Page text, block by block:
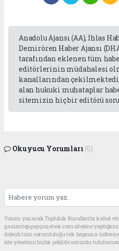
Anadolu Ajansı (AA), İhlas
Demirören Haber Ajansı
tarafından eklenen tüm
editörlerinin müdahalesi
kanallarından
alan hukuki muhataplar
sitemizin hiç bir editörü
Okuyucu Yorumları (0)
Yorum yazarak Topluluk Kuralları’nı kabul
gaziantepgapgazetesi.com sitesine
dolaylı tüm sorumluluğu tek başınıza
site yönetimi hiçbir şekilde sorumlu